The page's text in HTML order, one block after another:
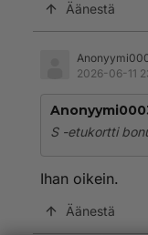
Äänestä
2026-06-11
S -etukortti
Ihan oikein.
Äänestä